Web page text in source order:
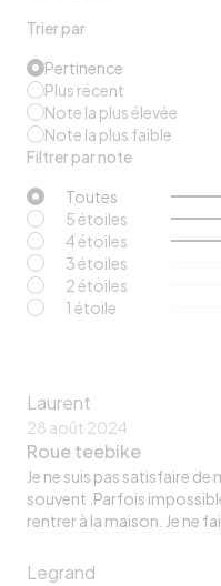
Trier par
Pertinence
Plus récent
Note la plus élevée
Note la plus faible
Filtrer par note
Toutes
5 étoiles
4 étoiles
3 étoiles
2 étoiles
1 étoile
Laurent
28 août 2024
Roue teebike
Je ne suis pas satisfaire
souvent .Parfois
rentrer à la maison. Je ne
Legrand